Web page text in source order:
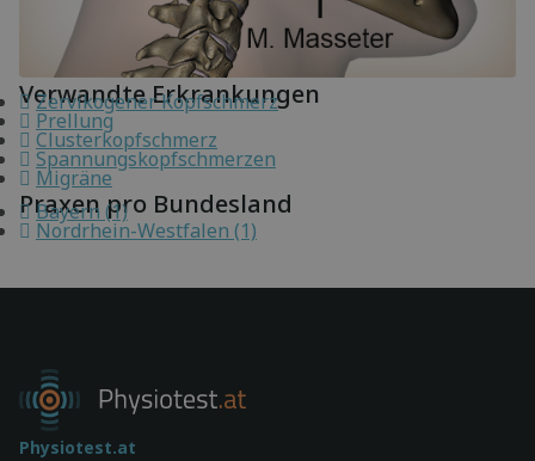
Verwandte Erkrankungen
Zervikogener Kopfschmerz
Prellung
Clusterkopfschmerz
Spannungskopfschmerzen
Migräne
Praxen pro Bundesland
Bayern (1)
Nordrhein-Westfalen (1)
Physiotest.at